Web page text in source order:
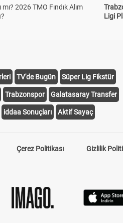
mı? 2026 TMO Fındık Alım
Ligi
TV'de Bugün Süper Lig Fikstür
Trabzonspor Galatasaray Transfer
iddaa Sonuçları Aktif Sayaç
Çerez Politikası Gizlilik